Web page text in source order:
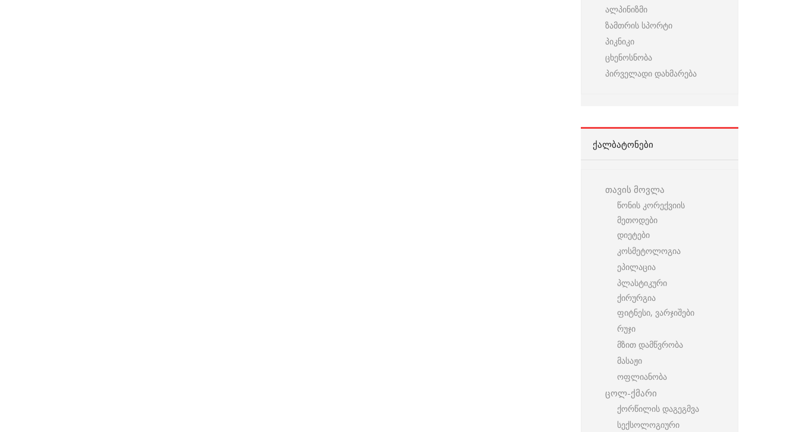
ალპინიზმი
ზამთრის სპორტი
პიკნიკი
ცხენოსნობა
პირველადი დახმარება
ᲥᲐᲚᲑᲐᲢᲝᲜᲔᲑᲘ
თავის მოვლა
წონის კორექვიის
მეთოდები
დიეტები
კოსმეტოლოგია
ეპილაცია
პლასტიკური
ქირურგია
ფიტნესი, ვარჯიშები
რუჯი
მზით დამწვრობა
მასაჟი
ოფლიანობა
ცოლ-ქმარი
ქორწილის დაგეგმვა
სექსოლოგიური